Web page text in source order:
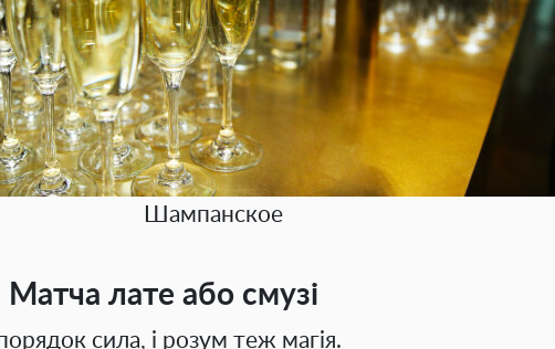
Шампанское
Матча лате або смузі
сила, і розум теж магія.